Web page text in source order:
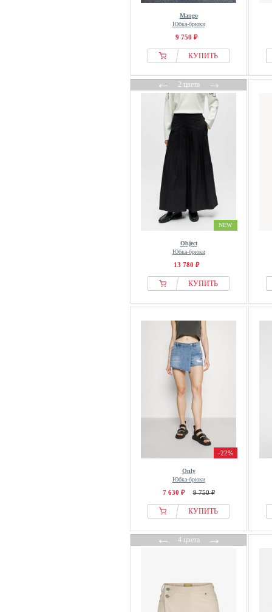
Mango
Юбка-брюки
9 750 ₽
КУПИТЬ
←2 цвета→
NEW
Object
Юбка-брюки
13 780 ₽
КУПИТЬ
-22%
Only
Юбка-брюки
7 630 ₽ 9 750 ₽
КУПИТЬ
←4 цвета→